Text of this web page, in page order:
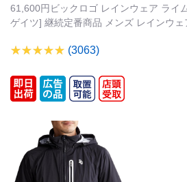
61,600円ビックロゴ レインウェア ライ
ゲイツ] 継続定番商品 メンズ レインウェ
(3063)